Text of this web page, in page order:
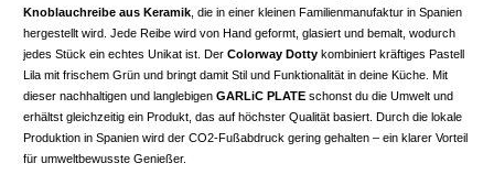
Knoblauchreibe aus Keramik , die in einer kleinen Familienmanufaktur in Spanien
hergestellt wird. Jede Reibe wird von Hand geformt, glasiert und bemalt, wodurch
jedes Stück ein echtes Unikat ist. Der Colorway Dotty kombiniert kräftiges Pastell
Lila mit frischem Grün und bringt damit Stil und Funktionalität in deine Küche. Mit
dieser nachhaltigen und langlebigen GARLiC PLATE schonst du die Umwelt und
erhältst gleichzeitig ein Produkt, das auf höchster Qualität basiert. Durch die lokale
Produktion in Spanien wird der CO2-Fußabdruck gering gehalten – ein klarer Vorteil
für umweltbewusste Genießer.